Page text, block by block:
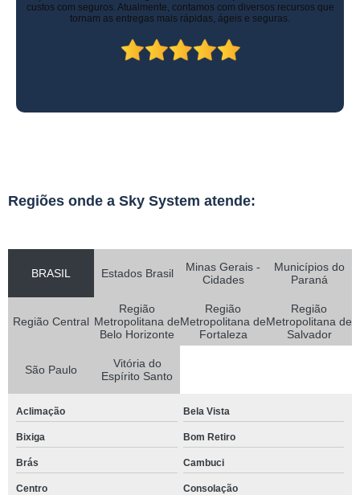
custos com seguros. Atualmente, contamos com diversos recursos que
tornam as entregas mais rápidas, ágeis e seguras.
Regiões onde a Sky System atende:
BRASIL Estados Brasil
Minas Gerais -
Cidades
Municípios do
Paraná
Região Central
Região
Metropolitana de
Belo Horizonte
Região
Metropolitana de
Fortaleza
Região
Metropolitana de
Salvador
São Paulo
Vitória do
Espírito Santo
Aclimação Bela Vista
Bixiga Bom Retiro
Brás Cambuci
Centro Consolação